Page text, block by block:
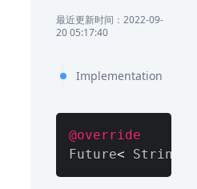
最近更新时间：2022-09-
20 05:17:40
Implementation
@override
Future< String